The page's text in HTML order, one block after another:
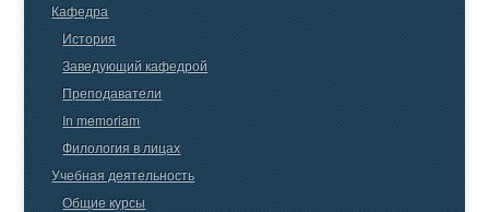
Кафедра
История
Заведующий кафедрой
Преподаватели
In memoriam
Филология в лицах
Учебная деятельность
Общие курсы